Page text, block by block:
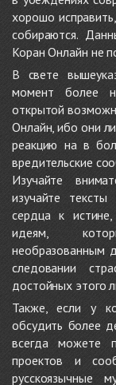
хорошо
собираются.
Коран Онлайн не
В свете
момент более
открытой
Онлайн, ибо они
реакцию на в
вредительские
Изучайте
изучайте
сердца к
идеям,
необразованным
следовании
достойных этого
Также, если у
обсудить более
всегда можете
проектов и
русскоязычные